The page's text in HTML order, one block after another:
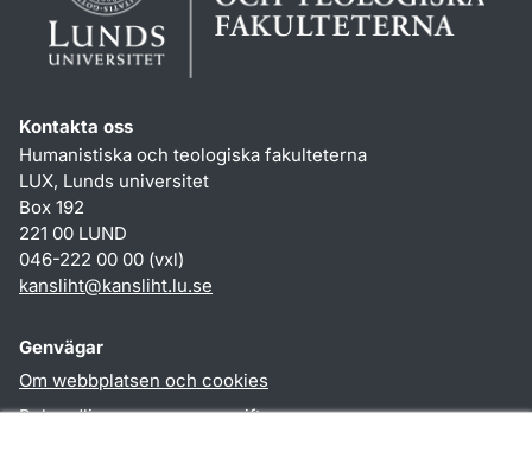
Kontakta oss
Humanistiska och teologiska fakulteterna
LUX, Lunds universitet
Box 192
221 00 LUND
046-222 00 00 (vxl)
kansliht@kansliht.lu.se
Genvägar
Om webbplatsen och cookies
Behandling av personuppgifter